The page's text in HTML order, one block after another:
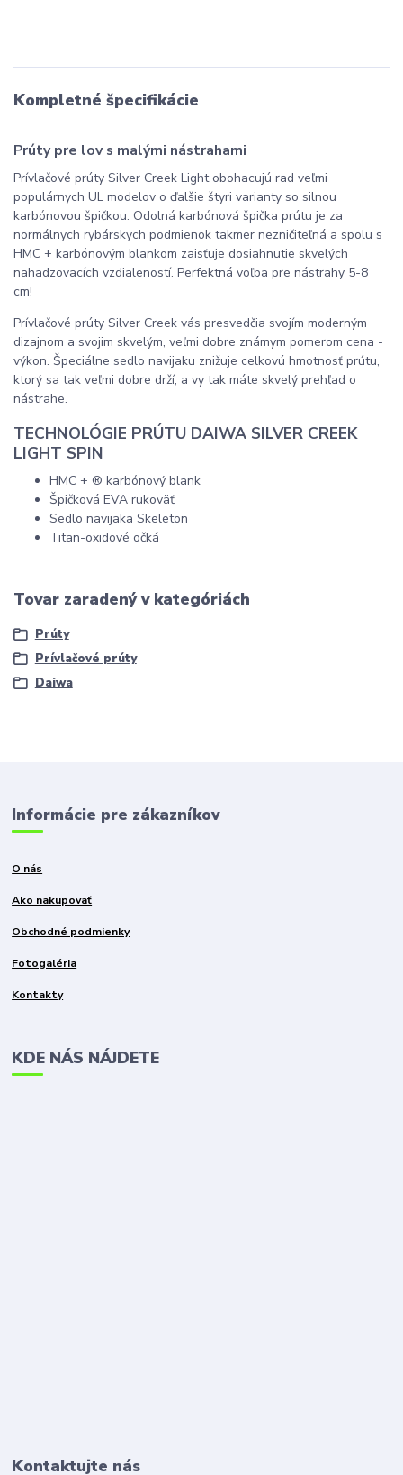
Kompletné špecifikácie
Prúty pre lov s malými nástrahami
Prívlačové prúty Silver Creek Light obohacujú rad veľmi
populárnych UL modelov o ďalšie štyri varianty so silnou
karbónovou špičkou. Odolná karbónová špička prútu je za
normálnych rybárskych podmienok takmer nezničiteľná a spolu s
HMC + karbónovým blankom zaisťuje dosiahnutie skvelých
nahadzovacích vzdialeností. Perfektná voľba pre nástrahy 5-8
cm!
Prívlačové prúty Silver Creek vás presvedčia svojím moderným
dizajnom a svojim skvelým, veľmi dobre známym pomerom cena -
výkon. Špeciálne sedlo navijaku znižuje celkovú hmotnosť prútu,
ktorý sa tak veľmi dobre drží, a vy tak máte skvelý prehľad o
nástrahe.
TECHNOLÓGIE PRÚTU DAIWA SILVER CREEK
LIGHT SPIN
HMC + ® karbónový blank
Špičková EVA rukoväť
Sedlo navijaka Skeleton
Titan-oxidové očká
Tovar zaradený v kategóriách
Prúty
Prívlačové prúty
Daiwa
Informácie pre zákazníkov
O nás
Ako nakupovať
Obchodné podmienky
Fotogaléria
Kontakty
KDE NÁS NÁJDETE
Kontaktujte nás